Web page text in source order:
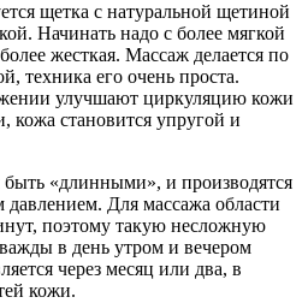
щетка с натуральной щетиной
Начинать надо с более мягкой
жесткая. Массаж делается по
техника его очень проста.
улучшают циркуляцию кожи
кожа становится упругой и
«длинными», и производятся
Для массажа области
поэтому такую несложную
в день утром и вечером
через месяц или два, в
кожи.